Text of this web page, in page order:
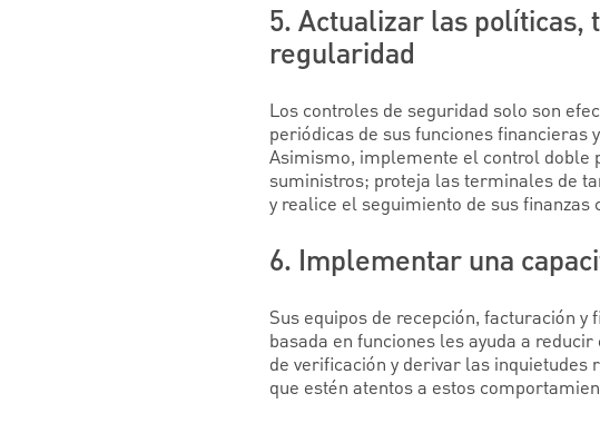
5. Actualizar las políticas,
regularidad
Los controles de seguridad solo son
periódicas de sus funciones financieras
Asimismo, implemente el control doble
suministros; proteja las terminales de
y realice el seguimiento de sus
6. Implementar una
Sus equipos de recepción, facturación
basada en funciones les ayuda a
de verificación y derivar las inquietudes
que estén atentos a estos